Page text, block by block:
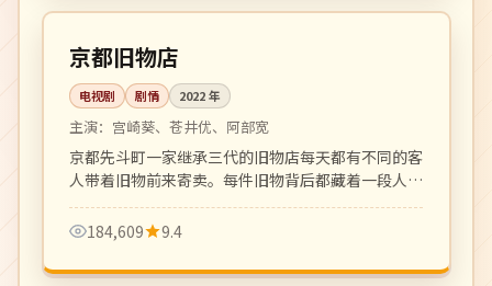
日本
京都旧物店
电视剧 剧情 2022年
主演： 宫崎葵、苍井优、阿部宽
京都先斗町一家继承三代的旧物店每天都有不同的客
人带着旧物前来寄卖。每件旧物背后都藏着一段人生
故事，温柔克制。
184,609
9.4
4K 108 分钟